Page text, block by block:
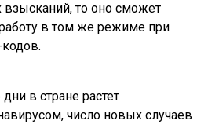
то оно сможет
в том же режиме при
в стране растет
число новых случаев